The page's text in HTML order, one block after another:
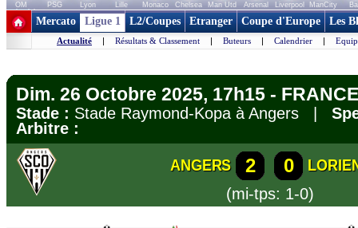
OM PSG Lyon Lille Monaco Chelsea Man Utd Arsenal Liverpool ManCity
+ de clubs
Mercato Ligue 1 L2/Coupes Etranger Coupe d'Europe Les
Actualité | Résultats & Classement | Buteurs | Calendrier |
Dim. 26 Octobre 2025, 17h15 -
Stade : Stade Raymond-Kopa à Angers |
Arbitre :
ANGERS 2 0
(mi-tps: 1-0)